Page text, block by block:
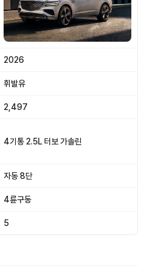
2026
휘발유
2,497
4기통 2.5L 터보 가솔린
자동 8단
4륜구동
5